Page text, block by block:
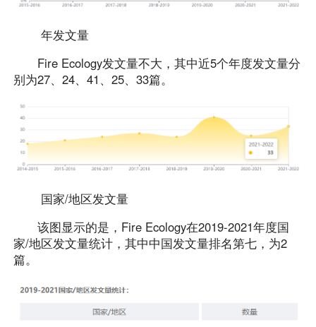
年发文量
Fire Ecology发文量不大，其中近5个年度发文量分
别为27、24、41、25、33篇。
国家/地区发文量
该图显示的是，Fire Ecology在2019-2021年度国
家/地区发文量统计，其中中国发文量排名第七，为2
篇。